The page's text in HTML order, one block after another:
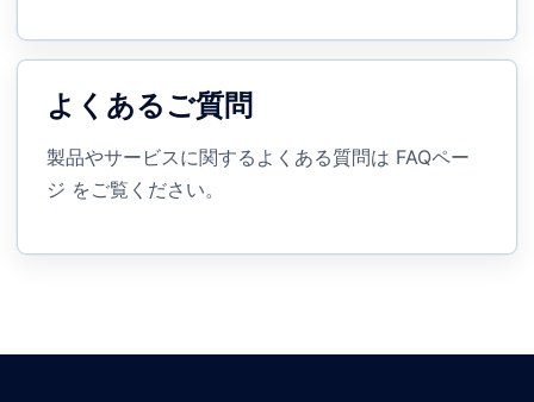
よくあるご質問
製品やサービスに関するよくある質問は FAQペー
ジ をご覧ください。